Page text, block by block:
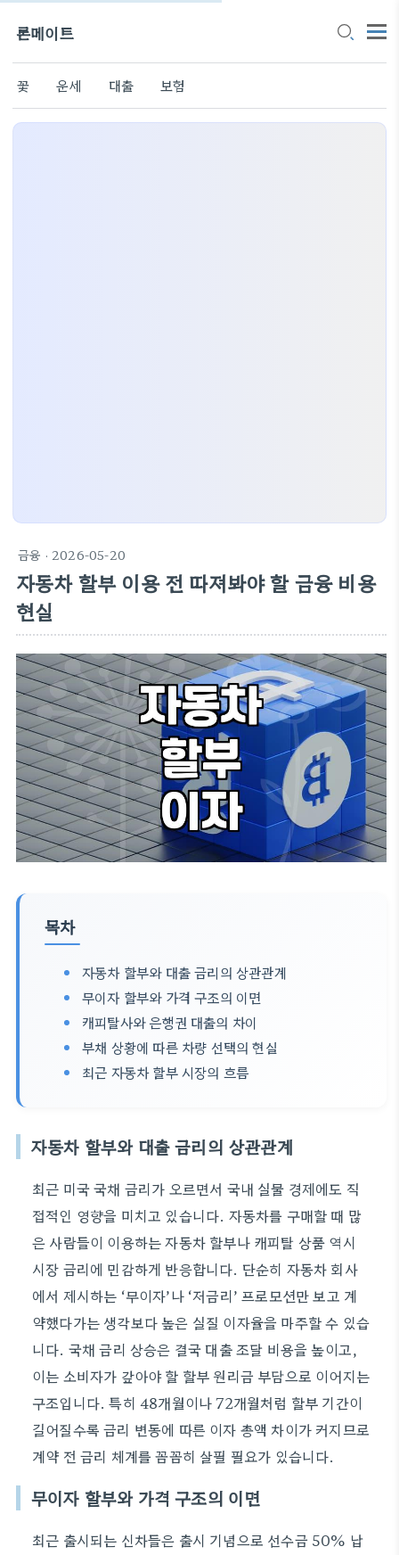
론메이트
꽃 운세 대출 보험
금융 · 2026-05-20
자동차 할부 이용 전 따져봐야 할 금융 비용
현실
목차
자동차 할부와 대출 금리의 상관관계
무이자 할부와 가격 구조의 이면
캐피탈사와 은행권 대출의 차이
부채 상황에 따른 차량 선택의 현실
최근 자동차 할부 시장의 흐름
자동차 할부와 대출 금리의 상관관계
최근 미국 국채 금리가 오르면서 국내 실물 경제에도 직
접적인 영향을 미치고 있습니다. 자동차를 구매할 때 많
은 사람들이 이용하는 자동차 할부나 캐피탈 상품 역시
시장 금리에 민감하게 반응합니다. 단순히 자동차 회사
에서 제시하는 ‘무이자’나 ‘저금리’ 프로모션만 보고 계
약했다가는 생각보다 높은 실질 이자율을 마주할 수 있습
니다. 국채 금리 상승은 결국 대출 조달 비용을 높이고,
이는 소비자가 갚아야 할 할부 원리금 부담으로 이어지는
구조입니다. 특히 48개월이나 72개월처럼 할부 기간이
길어질수록 금리 변동에 따른 이자 총액 차이가 커지므로
계약 전 금리 체계를 꼼꼼히 살필 필요가 있습니다.
무이자 할부와 가격 구조의 이면
최근 출시되는 신차들은 출시 기념으로 선수금 50% 납